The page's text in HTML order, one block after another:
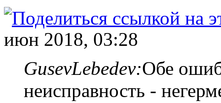
июн 2018, 03:28
GusevLebedev:Обе
неисправность -